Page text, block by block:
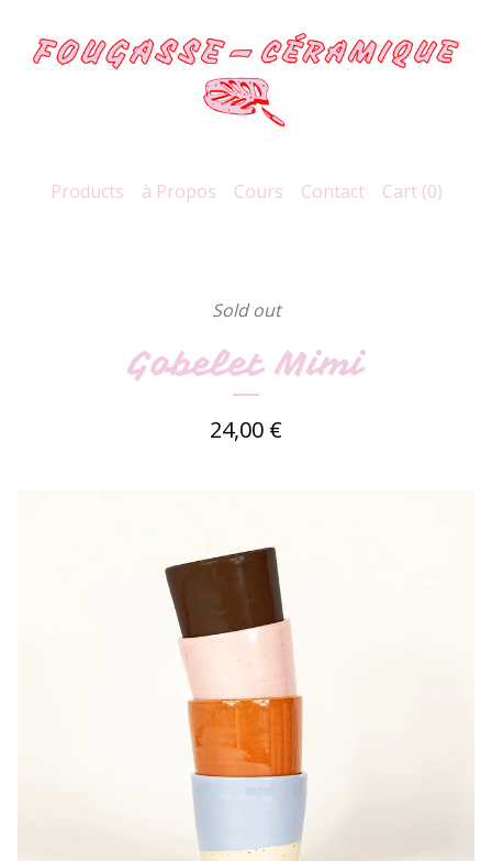
Products à Propos Cours Contact Cart (0)
Sold out
Gobelet Mimi
24,00 €